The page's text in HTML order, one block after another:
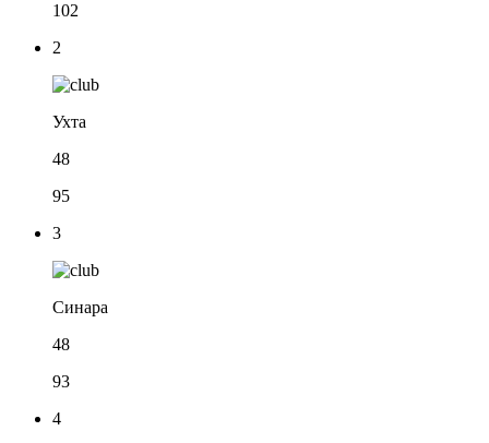
102
2
Ухта
48
95
3
Синара
48
93
4